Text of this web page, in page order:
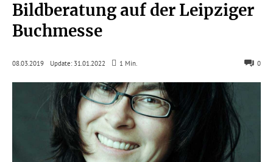
Bildberatung auf der Leipziger
Buchmesse
08.03.2019 Update: 31.01.2022 1 Min. 0